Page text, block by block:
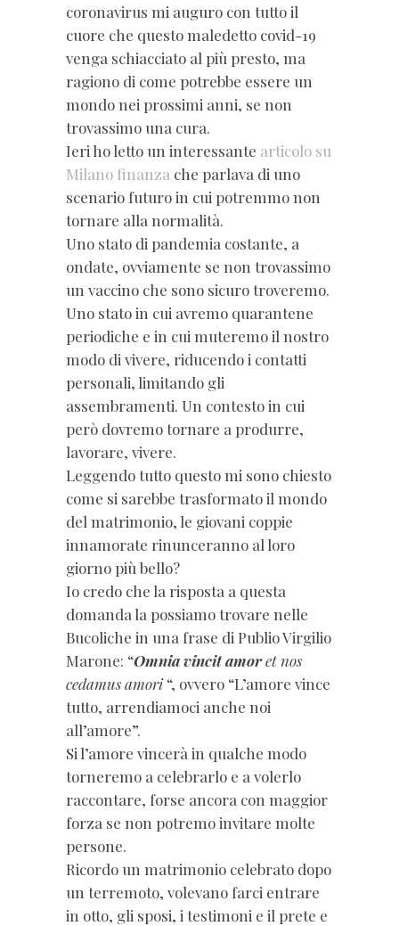
coronavirus mi auguro con tutto il
cuore che questo maledetto covid-19
venga schiacciato al più presto, ma
ragiono di come potrebbe essere un
mondo nei prossimi anni, se non
trovassimo una cura.
Ieri ho letto un interessante articolo su
Milano finanza che parlava di uno
scenario futuro in cui potremmo non
tornare alla normalità.
Uno stato di pandemia costante, a
ondate, ovviamente se non trovassimo
un vaccino che sono sicuro troveremo.
Uno stato in cui avremo quarantene
periodiche e in cui muteremo il nostro
modo di vivere, riducendo i contatti
personali, limitando gli
assembramenti. Un contesto in cui
però dovremo tornare a produrre,
lavorare, vivere.
Leggendo tutto questo mi sono chiesto
come si sarebbe trasformato il mondo
del matrimonio, le giovani coppie
innamorate rinunceranno al loro
giorno più bello?
Io credo che la risposta a questa
domanda la possiamo trovare nelle
Bucoliche in una frase di Publio Virgilio
Marone: “Omnia vincit amoret nos
cedamus amori“, ovvero “L’amore vince
tutto, arrendiamoci anche noi
all’amore”.
Si l’amore vincerà in qualche modo
torneremo a celebrarlo e a volerlo
raccontare, forse ancora con maggior
forza se non potremo invitare molte
persone.
Ricordo un matrimonio celebrato dopo
un terremoto, volevano farci entrare
in otto, gli sposi, i testimoni e il prete e